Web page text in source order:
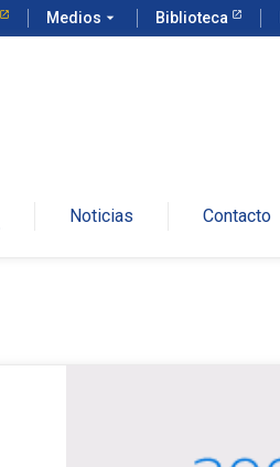
Medios arrow_drop_down Biblioteca
Noticias Contacto